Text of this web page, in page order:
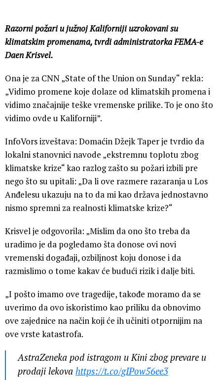
Razorni požari u južnoj Kaliforniji uzrokovani su
klimatskim promenama, tvrdi administratorka FEMA-e
Daen Krisvel.
Ona je za CNN „State of the Union on Sunday“ rekla:
„Vidimo promene koje dolaze od klimatskih promena i
vidimo značajnije teške vremenske prilike. To je ono što
vidimo ovde u Kaliforniji”.
InfoVors izveštava: Domaćin Džejk Taper je tvrdio da
lokalni stanovnici navode „ekstremnu toplotu zbog
klimatske krize“ kao razlog zašto su požari izbili pre
nego što su upitali: „Da li ove razmere razaranja u Los
Anđelesu ukazuju na to da mi kao država jednostavno
nismo spremni za realnosti klimatske krize?“
Krisvel je odgovorila: „Mislim da ono što treba da
uradimo je da pogledamo šta donose ovi novi
vremenski događaji, ozbiljnost koju donose i da
razmislimo o tome kakav će budući rizik i dalje biti.
„I pošto imamo ove tragedije, takođe moramo da se
uverimo da ovo iskoristimo kao priliku da obnovimo
ove zajednice na način koji će ih učiniti otpornijim na
ove vrste katastrofa.
AstraZeneka pod istragom u Kini zbog prevare u
prodaji lekova https://t.co/gIPow56ee3